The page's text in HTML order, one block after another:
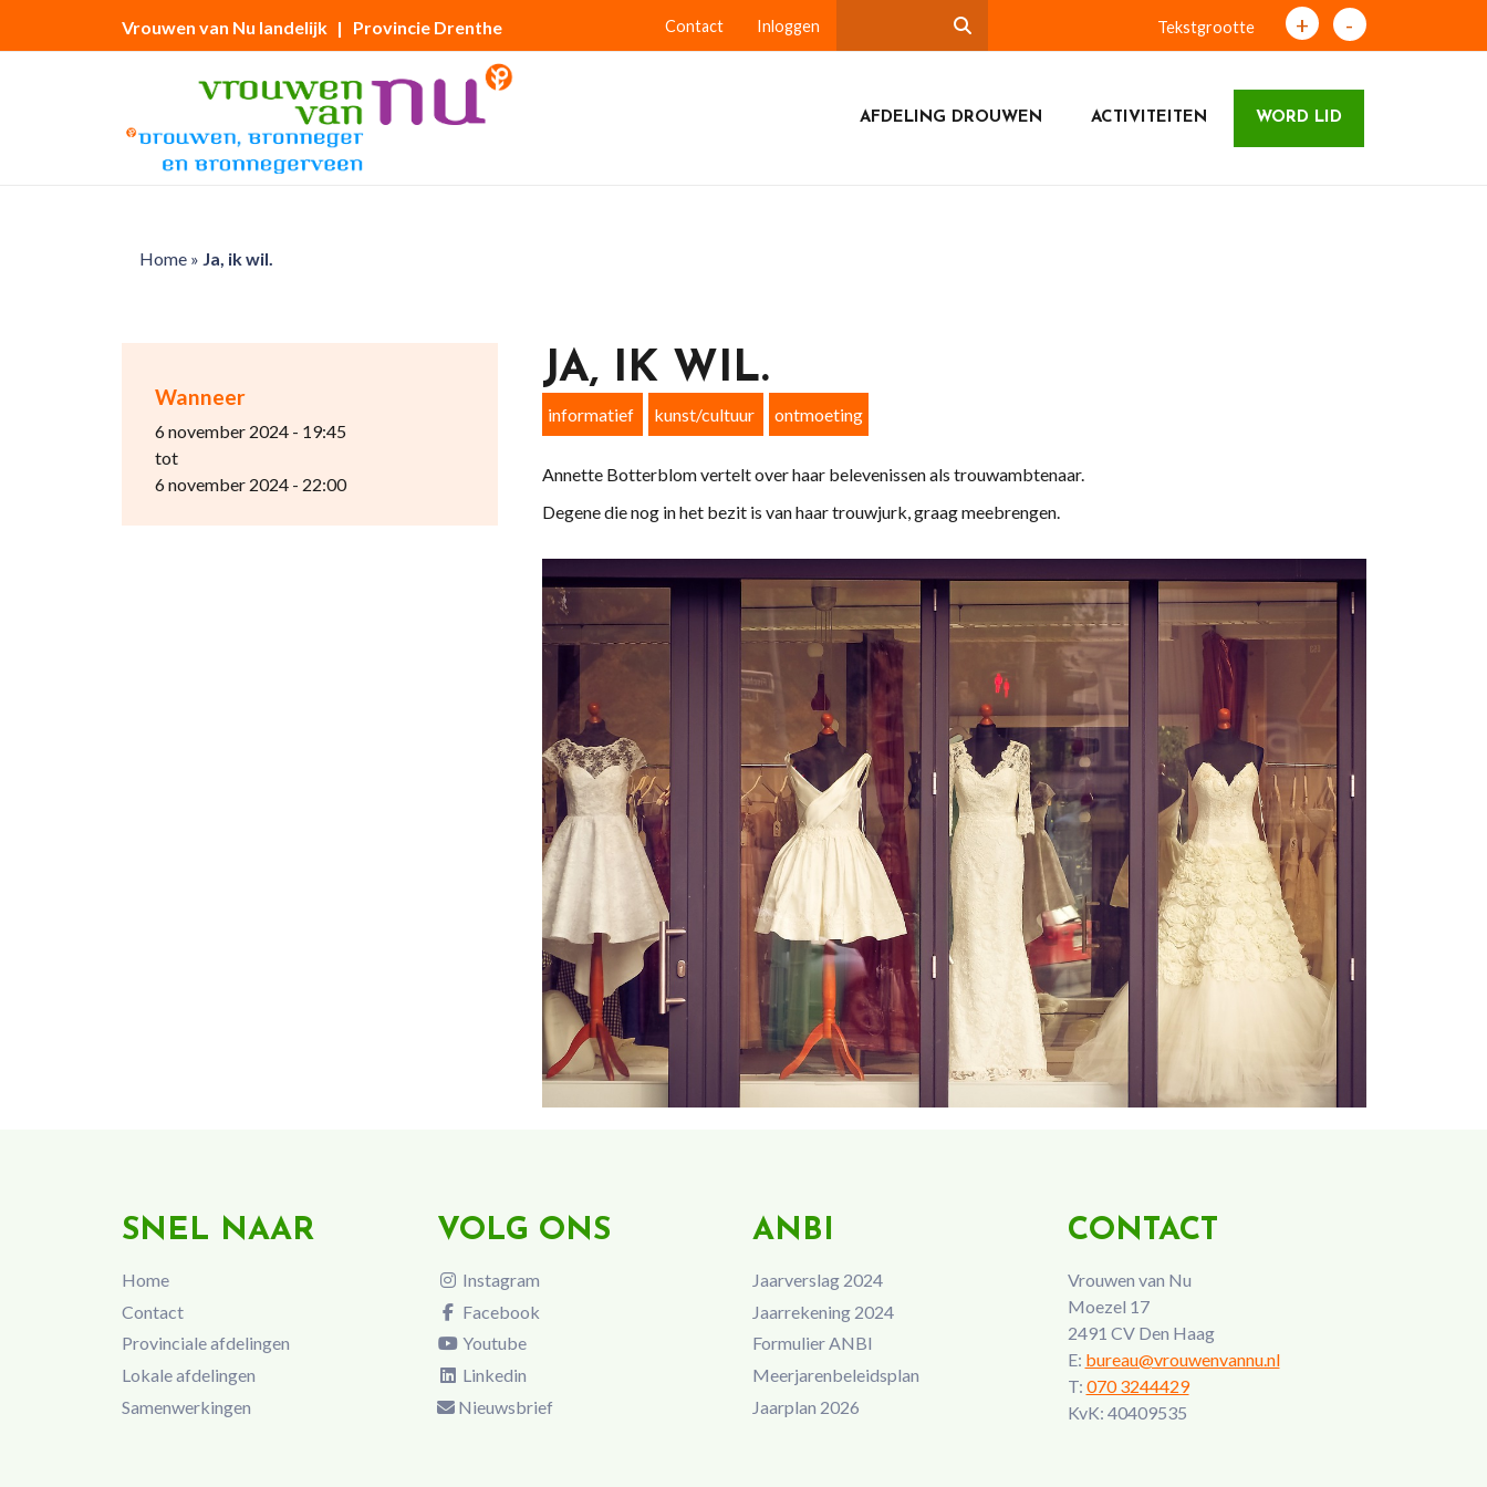
Vrouwen van Nu landelijk | Provincie Drenthe Contact Inloggen Tekstgrootte + -
AFDELING DROUWEN ACTIVITEITEN WORD LID
Home» Ja, ik wil.
Wanneer
6 november 2024 - 19:45
tot
6 november 2024 - 22:00
JA, IK WIL.
informatief kunst/cultuur ontmoeting
Annette Botterblom vertelt over haar belevenissen als trouwambtenaar.
Degene die nog in het bezit is van haar trouwjurk, graag meebrengen.
SNEL NAAR
Home
Contact
Provinciale afdelingen
Lokale afdelingen
Samenwerkingen
VOLG ONS
Instagram
Facebook
Youtube
Linkedin
Nieuwsbrief
ANBI
Jaarverslag 2024
Jaarrekening 2024
Formulier ANBI
Meerjarenbeleidsplan
Jaarplan 2026
CONTACT
Vrouwen van Nu
Moezel 17
2491 CV Den Haag
E: bureau@vrouwenvannu.nl
T: 070 3244429
KvK: 40409535